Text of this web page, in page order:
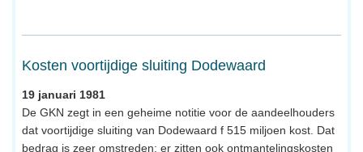
Kosten voortijdige sluiting Dodewaard
19 januari 1981
De GKN zegt in een geheime notitie voor de aandeelhouders
dat voortijdige sluiting van Dodewaard f 515 miljoen kost. Dat
bedrag is zeer omstreden: er zitten ook ontmantelingskosten